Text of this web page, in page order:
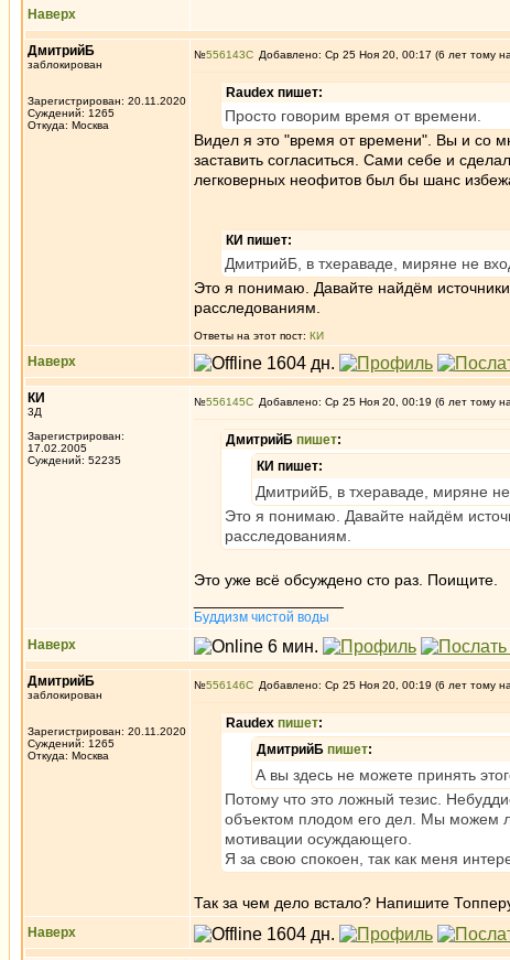
Наверх
ДмитрийБ
заблокирован
Зарегистрирован: 20.11.2020
Суждений: 1265
Откуда: Москва
№556143 Добавлено: Ср 25 Ноя 20, 00:17 (6 лет тому
Raudex пишет:
Просто говорим время от времени.
Видел я это "время от времени". Вы и со
заставить согласиться. Сами себе и
легковерных неофитов был бы шанс
КИ пишет:
ДмитрийБ, в тхераваде, миряне не
Это я понимаю. Давайте найдём
расследованиям.
Ответы на этот пост: КИ
Наверх
КИ
3Д
Зарегистрирован:
17.02.2005
Суждений: 52235
№556145 Добавлено: Ср 25 Ноя 20, 00:19 (6 лет тому
ДмитрийБ пишет:
КИ пишет:
ДмитрийБ, в тхераваде, миряне не
Это я понимаю. Давайте найдём
расследованиям.
Это уже всё обсуждено сто раз. Поищите.
Буддизм чистой воды
Наверх
ДмитрийБ
заблокирован
Зарегистрирован: 20.11.2020
Суждений: 1265
Откуда: Москва
№556146 Добавлено: Ср 25 Ноя 20, 00:19 (6 лет тому
Raudex пишет:
ДмитрийБ пишет:
А вы здесь не можете принять
Потому что это ложный тезис.
объектом плодом его дел. Мы можем
мотивации осуждающего.
Я за свою спокоен, так как меня
Так за чем дело встало? Напишите
Наверх